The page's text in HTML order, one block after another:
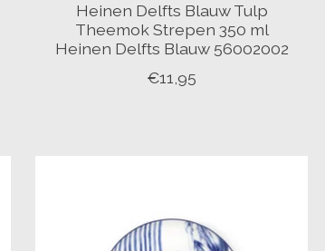
Heinen Delfts Blauw Tulp
Theemok Strepen 350 ml
Heinen Delfts Blauw 56002002
€11,95